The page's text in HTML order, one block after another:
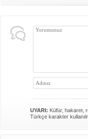
UYARI: Küfür, hakaret,
Türkçe karakter